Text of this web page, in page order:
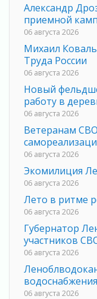
Александр
приемной
06 августа 2026
Михаил
Труда России
06 августа 2026
Новый
работу в
06 августа 2026
Ветеранам
06 августа 2026
Экомилиция
06 августа 2026
Лето в ритме
06 августа 2026
Губернатор
участников
06 августа 2026
06 августа 2026